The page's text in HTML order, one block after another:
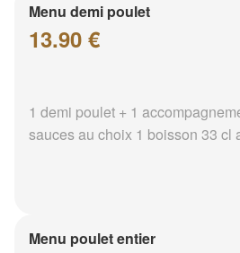
Menu demi poulet
13.90 €
1 demi poulet + 1
sauces au choix 1 boisson 33 cl
Menu poulet entier